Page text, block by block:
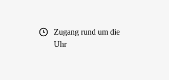
Zugang rund um die
Uhr